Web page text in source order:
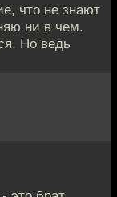
что не знают
ни в чем.
Но ведь